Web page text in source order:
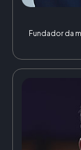
Fundador da